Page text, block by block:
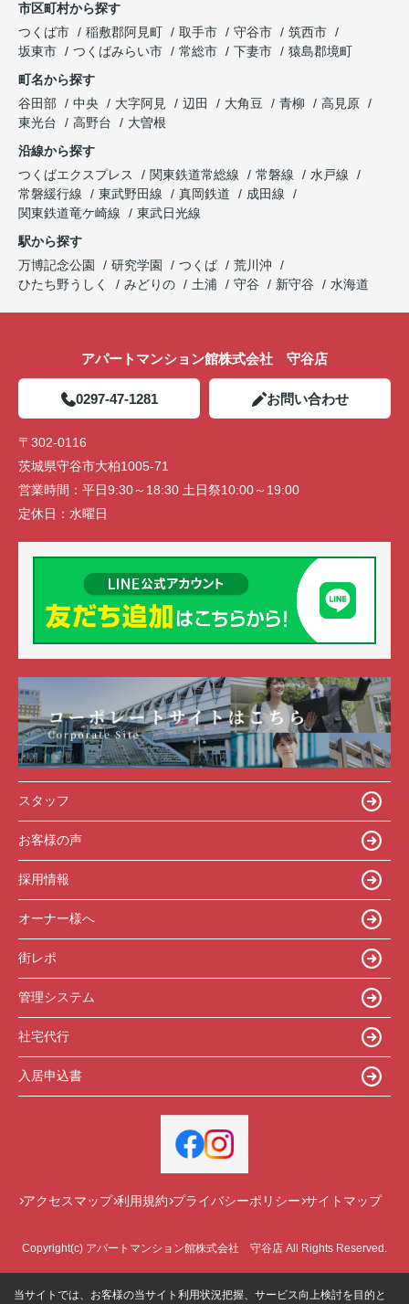
市区町村から探す
つくば市
稲敷郡阿見町 取手市 守谷市
筑西市
坂東市
つくばみらい市 常総市 下妻市
猿島郡境町
町名から探す
谷田部
中央 大字阿見 辺田 大角豆 青柳
高見原
東光台
高野台
大曽根
沿線から探す
つくばエクスプレス
関東鉄道常総線 常磐線
水戸線
常磐緩行線
東武野田線 真岡鉄道
成田線
関東鉄道竜ケ崎線
東武日光線
駅から探す
万博記念公園
研究学園 つくば
荒川沖
ひたち野うしく
みどりの 土浦 守谷 新守谷 水海道
アパートマンション館株式会社 守谷店
0297-47-1281 お問い合わせ
〒302-0116
茨城県守谷市大柏1005-71
営業時間： 平日9:30～18:30 土日祭10:00～19:00
定休日： 水曜日
スタッフ
お客様の声
採用情報
オーナー様へ
街レポ
管理システム
社宅代行
入居申込書
アクセスマップ 利用規約 プライバシーポリシー サイトマップ
Copyright(c) アパートマンション館株式会社 守谷店 All Rights Reserved.
当サイトでは、お客様の当サイト利用状況把握、サービス向上検討を目的と